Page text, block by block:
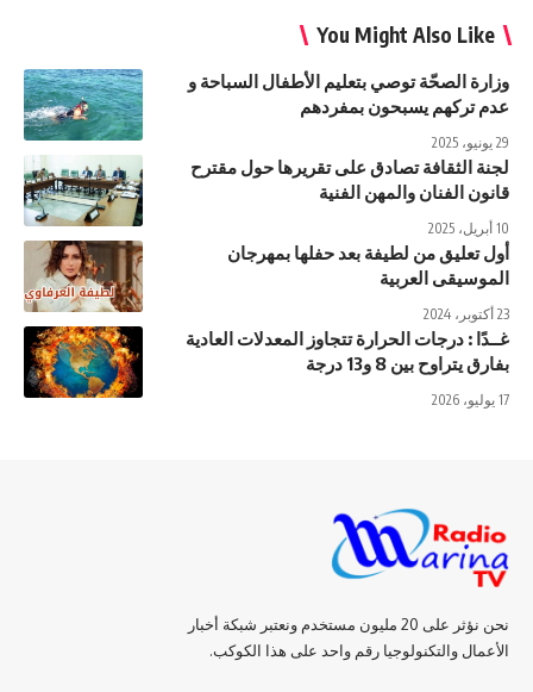
You Might Also Like
وزارة الصحّة توصي بتعليم الأطفال السباحة و
عدم تركهم يسبحون بمفردهم
29 يونيو، 2025
لجنة الثقافة تصادق على تقريرها حول مقترح
قانون الفنان والمهن الفنية
10 أبريل، 2025
أول تعليق من لطيفة بعد حفلها بمهرجان
الموسيقى العربية
23 أكتوبر، 2024
غــدًا : درجات الحرارة تتجاوز المعدلات العادية
بفارق يتراوح بين 8 و13 درجة
17 يوليو، 2026
نحن نؤثر على 20 مليون مستخدم ونعتبر شبكة أخبار
الأعمال والتكنولوجيا رقم واحد على هذا الكوكب.